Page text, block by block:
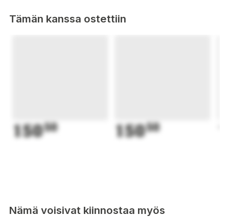
Tämän kanssa ostettiin
15050 15050
Nämä voisivat kiinnostaa myös